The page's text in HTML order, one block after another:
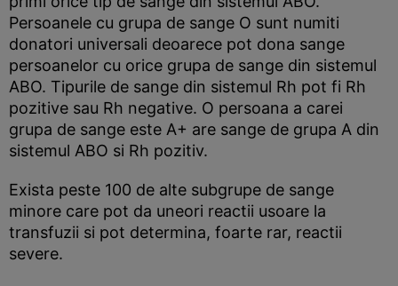
Persoanele cu grupa de sange O sunt numiti
donatori universali deoarece pot dona sange
persoanelor cu orice grupa de sange din sistemul
ABO. Tipurile de sange din sistemul Rh pot fi Rh
pozitive sau Rh negative. O persoana a carei
grupa de sange este A+ are sange de grupa A din
sistemul ABO si Rh pozitiv.
Exista peste 100 de alte subgrupe de sange
minore care pot da uneori reactii usoare la
transfuzii si pot determina, foarte rar, reactii
severe.